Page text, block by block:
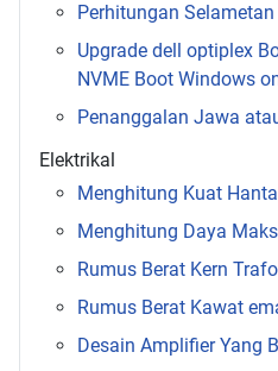
Perhitungan
Upgrade dell optiplex
NVME Boot Windows
Penanggalan Jawa
Elektrikal
Menghitung Kuat
Menghitung Daya
Rumus Berat Kern
Rumus Berat Kawat
Desain Amplifier Yang